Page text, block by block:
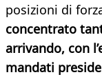
posizioni di
concentrato
arrivando, con
mandati